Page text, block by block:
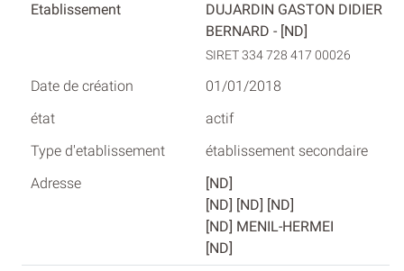
DUJARDIN GASTON DIDIER
BERNARD - [ND]
SIRET 334 728 417 00026
01/01/2018
actif
établissement secondaire
[ND]
[ND] [ND] [ND]
[ND] MENIL-HERMEI
[ND]